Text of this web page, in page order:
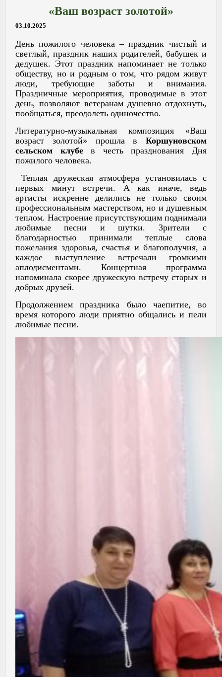
«Ваш возраст золотой»
03.10.2025
День пожилого человека – праздник чистый и
светлый, праздник наших родителей, бабушек и
дедушек. Этот праздник напоминает не только
обществу, но и родным о том, что рядом живут
люди, требующие заботы и внимания.
Праздничные мероприятия, проводимые в этот
день, позволяют ветеранам душевно отдохнуть,
пообщаться, преодолеть одиночество.
Литературно-музыкальная композиция «Ваш
возраст золотой» прошла в Коршуновском
сельском клубев честь празднования Дня
пожилого человека.
Теплая дружеская атмосфера установилась с
первых минут встречи. А как иначе, ведь
артисты искренне делились не только своим
профессиональным мастерством, но и душевным
теплом. Настроение присутствующим поднимали
любимые песни и шутки. Зрители с
благодарностью принимали теплые слова
пожелания здоровья, счастья и благополучия, а
каждое выступление встречали громкими
аплодисментами. Концертная программа
напоминала скорее дружескую встречу старых и
добрых друзей.
Продолжением праздника было чаепитие, во
время которого люди приятно общались и пели
любимые песни.